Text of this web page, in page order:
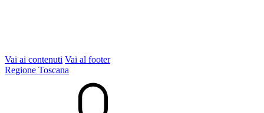
Vai ai contenuti Vai al footer
Regione Toscana